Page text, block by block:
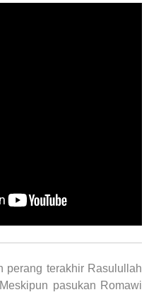
perang terakhir Rasulullah